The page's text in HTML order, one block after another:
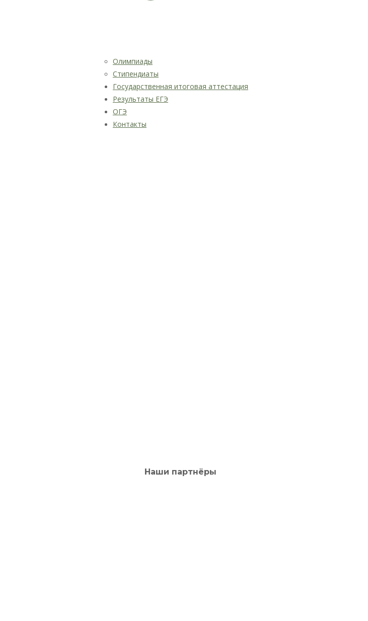
Олимпиады
Стипендиаты
Государственная итоговая аттестация
Результаты ЕГЭ
ОГЭ
Контакты
Наши партнёры